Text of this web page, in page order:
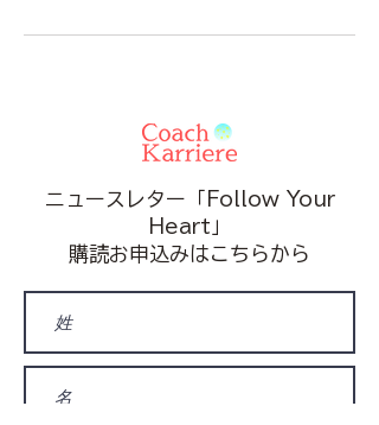
ニュースレター「Follow Your
Heart」
​購読お申込みはこちらから